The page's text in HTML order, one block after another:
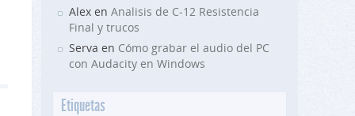
Alex en Analisis de C-12 Resistencia
Final y trucos
Serva en Cómo grabar el audio del PC
con Audacity en Windows
Etiquetas